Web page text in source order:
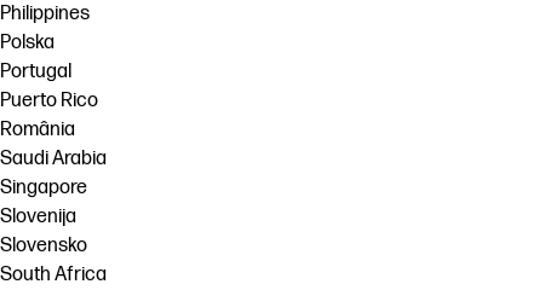
Philippines
Polska
Portugal
Puerto Rico
România
Saudi Arabia
Singapore
Slovenija
Slovensko
South Africa